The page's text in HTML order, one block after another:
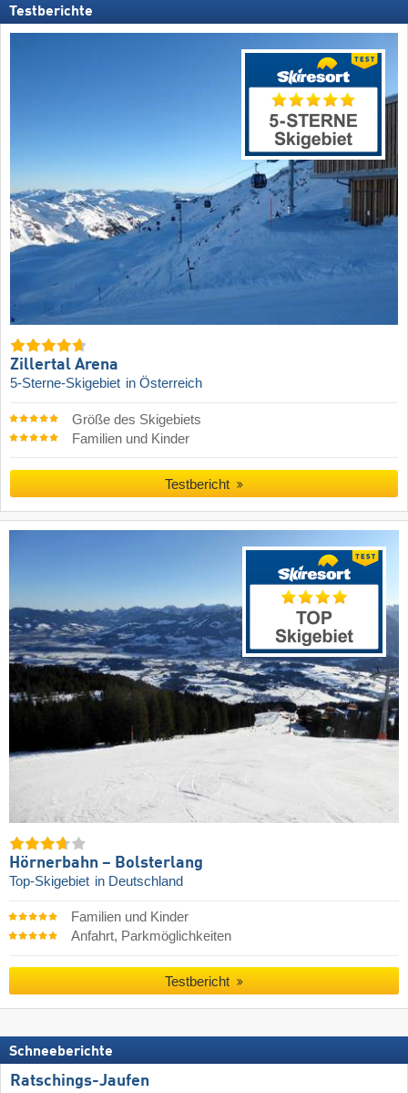
Testberichte
Zillertal Arena
5-Sterne-Skigebiet in Österreich
Größe des Skigebiets
Familien und Kinder
Testbericht
Hörnerbahn – Bolsterlang
Top-Skigebiet in Deutschland
Familien und Kinder
Anfahrt, Parkmöglichkeiten
Testbericht
Schneeberichte
Ratschings-Jaufen